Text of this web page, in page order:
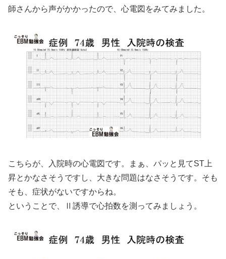
師さんから声がかかったので、心電図をみてみました。
こちらが、入院時の心電図です。まぁ、パッと見てST上
昇とかなさそうですし、大きな問題はなさそうです。そも
そも、症状がないですからね。
ということで、Ⅱ誘導で心拍数を測ってみましょう。